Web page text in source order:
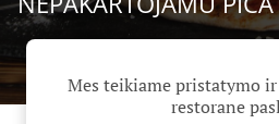
Mes teikiame pristatymo
restorane